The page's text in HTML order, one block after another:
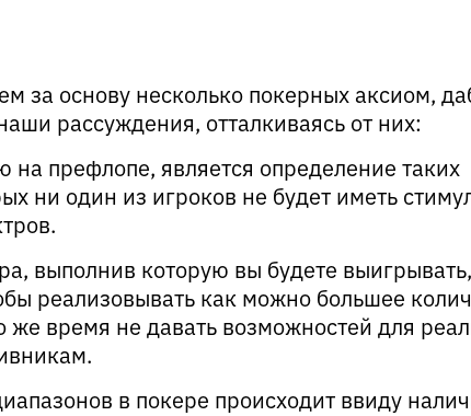
за основу несколько покерных аксиом,
рассуждения, отталкиваясь от них:
префлопе, является определение таких
ни один из игроков не будет иметь
выполнив которую вы будете выигрывать,
реализовывать как можно большее
же время не давать возможностей для
в покере происходит ввиду